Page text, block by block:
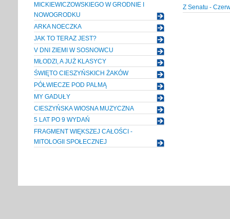
MICKIEWICZOWSKIEGO W GRODNIE I
NOWOGRODKU
ARKA NOECZKA
JAK TO TERAZ JEST?
V DNI ZIEMI W SOSNOWCU
MŁODZI, A JUŻ KLASYCY
ŚWIĘTO CIESZYŃSKICH ŻAKÓW
PÓŁWIECZE POD PALMĄ
MY GADUŁY
CIESZYŃSKA WIOSNA MUZYCZNA
5 LAT PO 9 WYDAŃ
FRAGMENT WIĘKSZEJ CAŁOŚCI -
MITOLOGII SPOŁECZNEJ
Z Senatu -